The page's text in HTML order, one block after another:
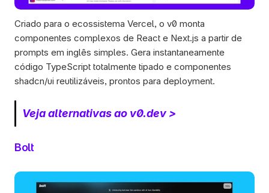
Criado para o ecossistema Vercel, o v0 monta
componentes complexos de React e Next.js a partir de
prompts em inglês simples. Gera instantaneamente
código TypeScript totalmente tipado e componentes
shadcn/ui reutilizáveis, prontos para deployment.
Veja alternativas ao v0.dev >
Bolt